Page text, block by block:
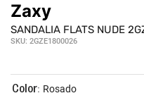
Zaxy
SANDALIA FLATS NUDE
SKU: 2GZE1800026
: Rosado